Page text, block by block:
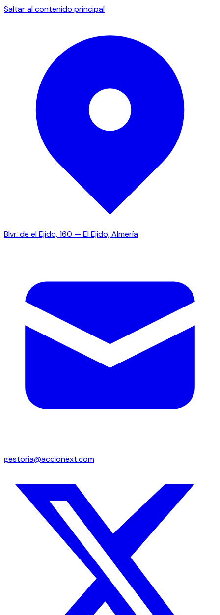
Saltar al contenido principal
Blvr. de el Ejido, 160 — El Ejido, Almería
gestoria@accionext.com